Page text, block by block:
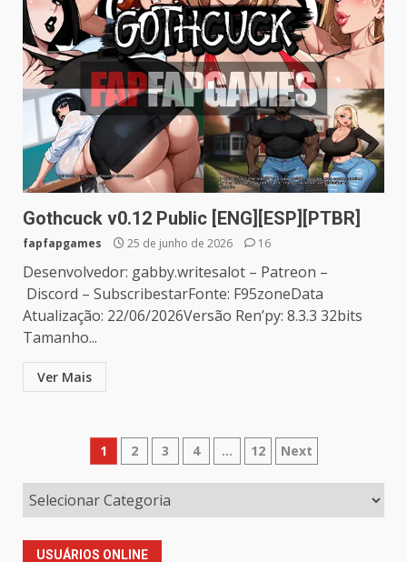
Gothcuck v0.12 Public [ENG][ESP][PTBR]
fapfapgames 25 de junho de 2026 16
Desenvolvedor: gabby.writesalot – Patreon –
Discord – SubscribestarFonte: F95zoneData
Atualização: 22/06/2026Versão Ren’py: 8.3.3 32bits
Tamanho...
Ver Mais
Paginação
de
posts
1 2 3 4 … 12 Next
USUÁRIOS ONLINE